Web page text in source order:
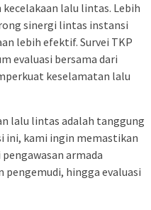
lalu lintas. Lebih
sinergi lintas instansi
lebih efektif. Survei TKP
evaluasi bersama dari
keselamatan lalu
lalu lintas adalah tanggung
ini, kami ingin memastikan
armada
hingga evaluasi